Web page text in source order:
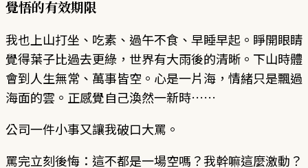
覺悟的有效期限
我也上山打坐、吃素、過午不食、早睡早起。睜開眼睛
覺得葉子比過去更綠，世界有大雨後的清晰。下山時體
會到人生無常、萬事皆空。心是一片海，情緒只是飄過
海面的雲。正感覺自己渙然一新時……
公司一件小事又讓我破口大罵。
罵完立刻後悔：這不都是一場空嗎？我幹嘛這麼激動？